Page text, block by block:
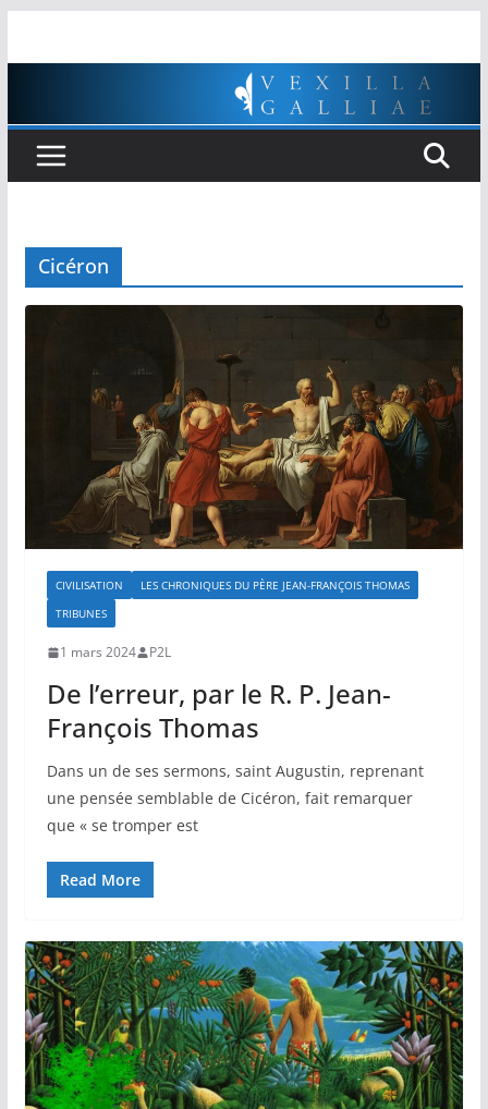
Cicéron
CIVILISATION
LES CHRONIQUES DU PÈRE JEAN-FRANÇOIS THOMAS
TRIBUNES
1 mars 2024 P2L
De l’erreur, par le R. P. Jean-
François Thomas
Dans un de ses sermons, saint Augustin, reprenant
une pensée semblable de Cicéron, fait remarquer
que « se tromper est
Read More